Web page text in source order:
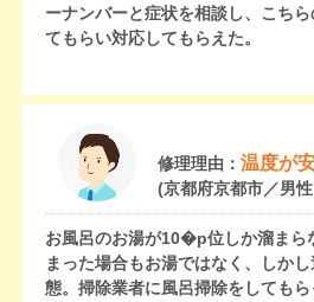
ーナンバーと症状を相談し、こち
てもらい対応してもらえた。
修理理由： 温度が
(京都府京都市／男
お風呂のお湯が10�p位しか溜まら
まった場合もお湯ではなく、しか
態。掃除業者に風呂掃除をしても